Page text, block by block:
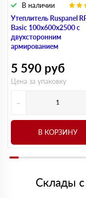
Утеплитель Ruspanel
Basic 100х600х2500 с
двухсторонним
армированием
В наличии
5 590 руб
Цена за упаковку
-
В КОРЗИНУ
Склады